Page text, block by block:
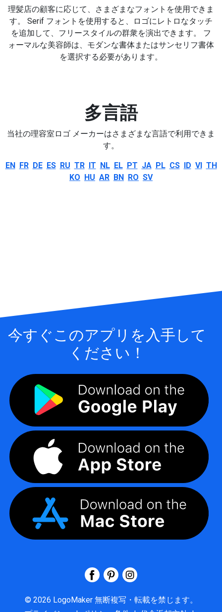
理髪店の顧客に応じて、さまざまなフォントを使用できま
す。 Serif フォントを使用すると、ロゴにレトロなタッチ
を追加して、フリースタイルの群衆を演出できます。 フ
ォーマルな美容師は、モダンな書体またはサンセリフ書体
を選択する必要があります。
多言語
当社の理容室ロゴ メーカーはさまざまな言語で利用できま
す。
EN FR DE ES RU TR IT NL EL PT JA PL CS ID VI TH
KO HU AR BN RO SV
今すぐこのアプリを入手して
ください！
© 2026 LogoMaker 無断複写・転載を禁じます。